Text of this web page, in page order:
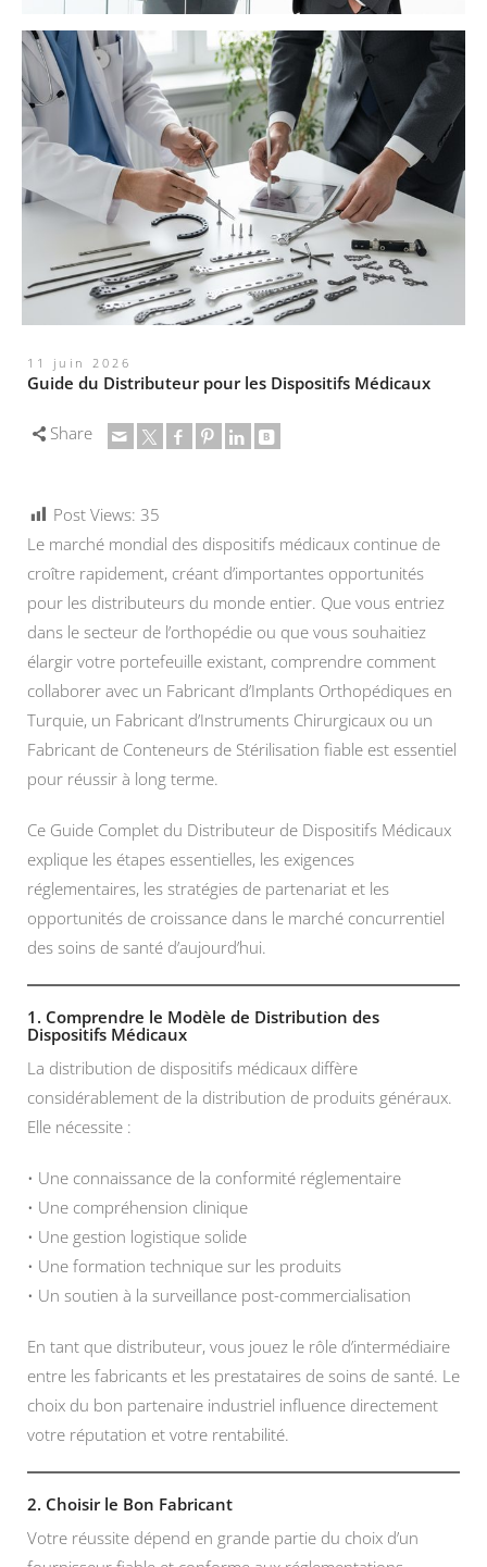
11 juin 2026
Guide du Distributeur pour les Dispositifs Médicaux
Share
Post Views: 35
Le marché mondial des dispositifs médicaux continue de
croître rapidement, créant d’importantes opportunités
pour les distributeurs du monde entier. Que vous entriez
dans le secteur de l’orthopédie ou que vous souhaitiez
élargir votre portefeuille existant, comprendre comment
collaborer avec un Fabricant d’Implants Orthopédiques en
Turquie, un Fabricant d’Instruments Chirurgicaux ou un
Fabricant de Conteneurs de Stérilisation fiable est essentiel
pour réussir à long terme.
Ce Guide Complet du Distributeur de Dispositifs Médicaux
explique les étapes essentielles, les exigences
réglementaires, les stratégies de partenariat et les
opportunités de croissance dans le marché concurrentiel
des soins de santé d’aujourd’hui.
1. Comprendre le Modèle de Distribution des
Dispositifs Médicaux
La distribution de dispositifs médicaux diffère
considérablement de la distribution de produits généraux.
Elle nécessite :
• Une connaissance de la conformité réglementaire
• Une compréhension clinique
• Une gestion logistique solide
• Une formation technique sur les produits
• Un soutien à la surveillance post-commercialisation
En tant que distributeur, vous jouez le rôle d’intermédiaire
entre les fabricants et les prestataires de soins de santé. Le
choix du bon partenaire industriel influence directement
votre réputation et votre rentabilité.
2. Choisir le Bon Fabricant
Votre réussite dépend en grande partie du choix d’un